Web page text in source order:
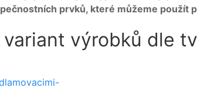
prvků, které můžeme použít
výrobků dle